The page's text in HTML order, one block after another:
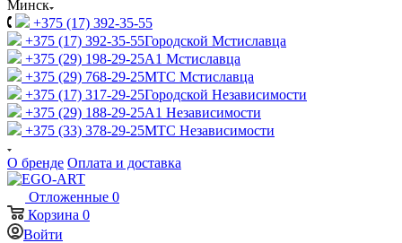
Минск
+375 (17) 392-35-55
+375 (17) 392-35-55Городской Мстиславца
+375 (29) 198-29-25A1 Мстиславца
+375 (29) 768-29-25МТС Мстиславца
+375 (17) 317-29-25Городской Независимости
+375 (29) 188-29-25A1 Независимости
+375 (33) 378-29-25МТС Независимости
О бренде Оплата и доставка
Отложенные 0
Корзина 0
Войти